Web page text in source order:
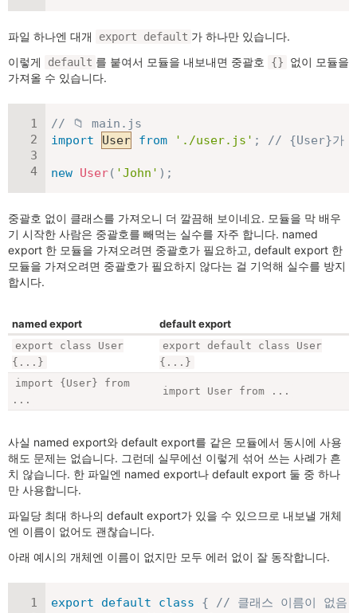
파일 하나엔 대개 export default 가 하나만 있습니다.
이렇게
default 를 붙여서 모듈을 내보내면 중괄호 {}
없이 모듈을
가져올 수 있습니다.
// 📁 main.js
import
User from './user.js' ; // {User}가 아
new User( 'John' ) ;
중괄호 없이 클래스를 가져오니 더 깔끔해 보이네요. 모듈을 막 배우
기 시작한 사람은 중괄호를 빼먹는 실수를 자주 합니다. named
export 한 모듈을 가져오려면 중괄호가 필요하고, default export 한
모듈을 가져오려면 중괄호가 필요하지 않다는 걸 기억해 실수를 방지
합시다.
named export default export
export class User
{...}
export default class User
{...}
import {User} from
...
import User from ...
사실 named export와 default export를 같은 모듈에서 동시에 사용
해도 문제는 없습니다. 그런데 실무에선 이렇게 섞어 쓰는 사례가 흔
치 않습니다. 한 파일엔 named export나 default export 둘 중 하나
만 사용합니다.
파일당 최대 하나의 default export가 있을 수 있으므로 내보낼 개체
엔 이름이 없어도 괜찮습니다.
아래 예시의 개체엔 이름이 없지만 모두 에러 없이 잘 동작합니다.
export default class {
// 클래스 이름이 없음